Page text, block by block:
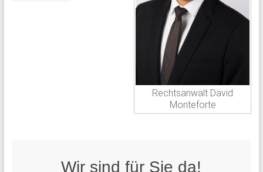
Rechtsanwalt David
Monteforte
Wir sind für Sie da!